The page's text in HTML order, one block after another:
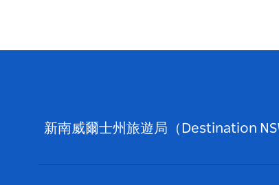
新南威爾士州旅遊局（Destination